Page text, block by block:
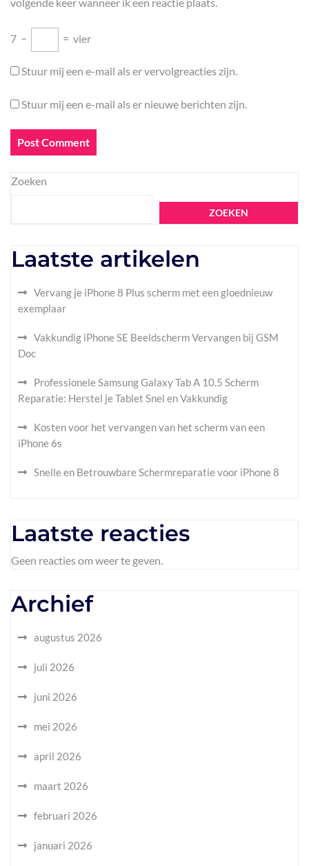
7 − = vier
Stuur mij een e-mail als er vervolgreacties zijn.
Stuur mij een e-mail als er nieuwe berichten zijn.
Zoeken
ZOEKEN
Laatste artikelen
Vervang je iPhone 8 Plus scherm met een gloednieuw
exemplaar
Vakkundig iPhone SE Beeldscherm Vervangen bij GSM
Doc
Professionele Samsung Galaxy Tab A 10.5 Scherm
Reparatie: Herstel je Tablet Snel en Vakkundig
Kosten voor het vervangen van het scherm van een
iPhone 6s
Snelle en Betrouwbare Schermreparatie voor iPhone 8
Laatste reacties
Geen reacties om weer te geven.
Archief
augustus 2026
juli 2026
juni 2026
mei 2026
april 2026
maart 2026
februari 2026
januari 2026